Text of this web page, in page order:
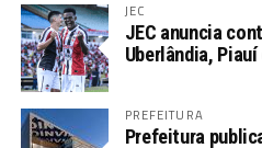
JEC
JEC anuncia
Uberlândia, Piauí
PREFEITURA
Prefeitura